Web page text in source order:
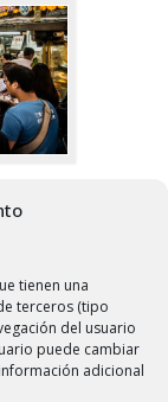
tienen una
terceros (tipo
del usuario
puede cambiar
adicional
el